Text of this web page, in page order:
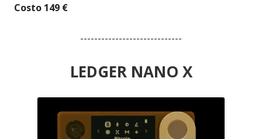
Costo 149 €
-----------------------------
LEDGER NANO X